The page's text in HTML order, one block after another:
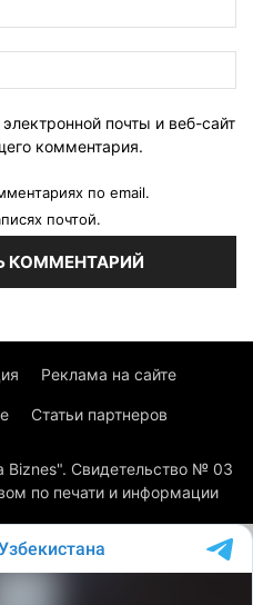
почты и веб-сайт
комментария.
по email.
почтой.
Реклама на сайте
Статьи партнеров
Свидетельство № 03
по печати и информации